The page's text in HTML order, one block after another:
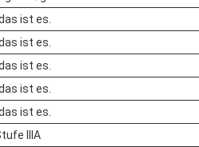
ist es.
ist es.
ist es.
ist es.
ist es.
IIIA